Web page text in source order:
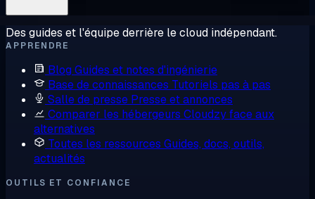
Des guides et l'équipe derrière le cloud indépendant.
APPRENDRE
Blog Guides et notes d'ingénierie
Base de connaissances Tutoriels pas à pas
Salle de presse Presse et annonces
Comparer les hébergeurs Cloudzy face aux
alternatives
Toutes les ressources Guides, docs, outils,
actualités
OUTILS ET CONFIANCE